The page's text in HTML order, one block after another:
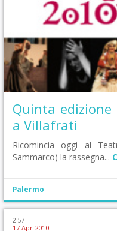
Quinta edizione
a Villafrati
Ricomincia oggi al
Sammarco) la rassegna...
Palermo
2:57
17 Apr 2010